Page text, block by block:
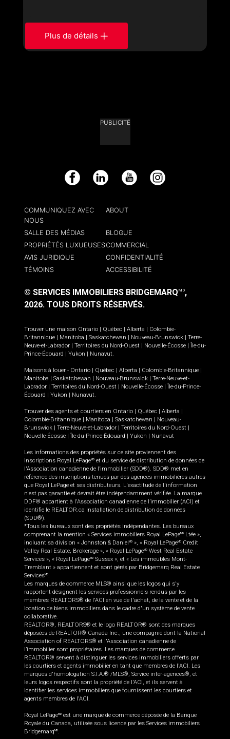
Plus de détails
PUBLICITÉ
Facebook LinkedIn YouTube Instagram
COMMUNIQUEZ AVEC
NOUS
ABOUT
SALLE DES MÉDIAS
BLOGUE
PROPRIÉTÉS LUXUEUSESCOMMERCIAL
AVIS JURIDIQUE
CONFIDENTIALITÉ
TÉMOINS
ACCESSIBILITÉ
© SERVICES IMMOBILIERS BRIDGEMARQ MD,
2026. TOUS DROITS RÉSERVÉS.
Trouver une maison Ontario Québec Alberta
Colombie-
Britannique
Manitoba Saskatchewan Nouveau-Brunswick
Terre-
Neuve-et-Labrador
Territoires du Nord-Ouest Nouvelle-Écosse
Île-du-
Prince-Édouard
Yukon Nunavut.
Maisons à louer - Ontario Québec Alberta Colombie-Britannique
Manitoba
Saskatchewan Nouveau-Brunswick
Terre-Neuve-et-
Labrador
Territoires du Nord-Ouest Nouvelle-Écosse
Île-du-Prince-
Édouard
Yukon Nunavut.
Trouver des agents et courtiers en Ontario Québec Alberta
Colombie-Britannique
Manitoba Saskatchewan
Nouveau-
Brunswick
Terre-Neuve-et-Labrador Territoires du Nord-Ouest
Nouvelle-Écosse
Île-du-Prince-Édouard Yukon Nunavut
Les informations des propriétés sur ce site proviennent des
inscriptions Royal LePageMD et du service de distribution de données de
l'Association canadienne de l’immobilier (SDD®). SDD® met en
référence des inscriptions tenues par des agences immobilières autres
que Royal LePage et ses distributeurs. L'exactitude de l'information
n'est pas garantie et devrait être indépendamment vérifiée. La marque
DDF® appartient à l'Association canadienne de l’immobilier (ACI) et
identifie le REALTOR.ca Installation de distribution de données
(SDD®).
*Tous les bureaux sont des propriétés indépendantes. Les bureaux
comprenant la mention « Services immobiliers Royal LePageMD
Ltée »,
incluant sa division « Johnston & Daniel MD », « Royal LePageMD
Credit
Valley Real Estate, Brokerage », « Royal LePageMD West Real Estate
Services », « Royal LePageMD Sussex », et « Les immeubles Mont-
Tremblant » appartiennent et sont gérés par Bridgemarq Real Estate
ServicesMD.
Les marques de commerce MLS® ainsi que les logos qui s'y
rapportent désignent les services professionnels rendus par les
membres REALTORS® de l'ACI en vue de l'achat, de la vente et de la
location de biens immobiliers dans le cadre d'un système de vente
collaborative.
REALTOR®, REALTORS® et le logo REALTOR® sont des marques
déposées de REALTOR® Canada Inc., une compagnie dont la National
Association of REALTORS® et l'Association canadienne de
l’immobilier sont propriétaires. Les marques de commerce
REALTOR® servent à distinguer les services immobiliers offerts par
les courtiers et agents immobilier en tant que membres de l'ACI. Les
marques d'homologation S.I.A.® /MLS®, Service inter-agences®, et
leurs logos respectifs sont la propriété de l'ACI, et ils servent à
identifier les services immobiliers que fournissent les courtiers et
agents membres de l'ACI.
Royal LePageMD est une marque de commerce déposée de la Banque
Royale du Canada, utilisée sous licence par les Services immobiliers
BridgemarqMD.